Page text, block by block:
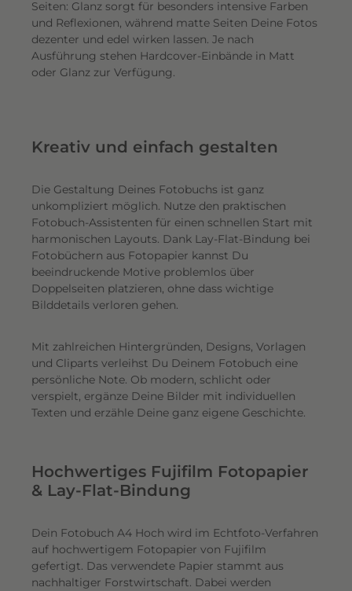
Seiten: Glanz sorgt für besonders intensive Farben
und Reflexionen, während matte Seiten Deine Fotos
dezenter und edel wirken lassen. Je nach
Ausführung stehen Hardcover-Einbände in Matt
oder Glanz zur Verfügung.
Kreativ und einfach gestalten
Die Gestaltung Deines Fotobuchs ist ganz
unkompliziert möglich. Nutze den praktischen
Fotobuch-Assistenten für einen schnellen Start mit
harmonischen Layouts. Dank Lay-Flat-Bindung bei
Fotobüchern aus Fotopapier kannst Du
beeindruckende Motive problemlos über
Doppelseiten platzieren, ohne dass wichtige
Bilddetails verloren gehen.
Mit zahlreichen Hintergründen, Designs, Vorlagen
und Cliparts verleihst Du Deinem Fotobuch eine
persönliche Note. Ob modern, schlicht oder
verspielt, ergänze Deine Bilder mit individuellen
Texten und erzähle Deine ganz eigene Geschichte.
Hochwertiges Fujifilm Fotopapier
& Lay-Flat-Bindung
Dein Fotobuch A4 Hoch wird im Echtfoto-Verfahren
auf hochwertigem Fotopapier von Fujifilm
gefertigt. Das verwendete Papier stammt aus
nachhaltiger Forstwirtschaft. Dabei werden